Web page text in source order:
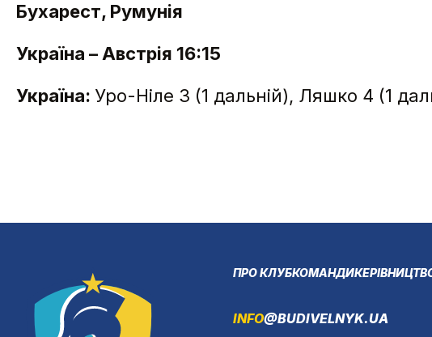
Бухарест, Румунія
Україна – Австрія 16:15
Україна: Уро-Ніле 3 (1 дальній), Ляшко 4 (1
ПРО КЛУБКОМАНДИ
INFO@BUDIVELNYK.UA